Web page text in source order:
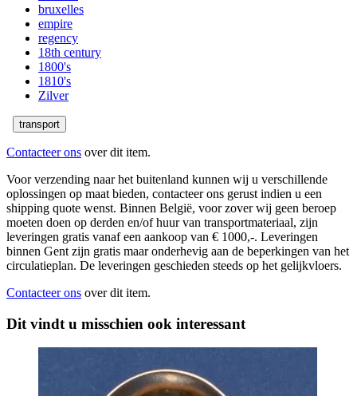
bruxelles
empire
regency
18th century
1800's
1810's
Zilver
transport
Contacteer ons over dit item.
Voor verzending naar het buitenland kunnen wij u verschillende
oplossingen op maat bieden, contacteer ons gerust indien u een
shipping quote wenst. Binnen België, voor zover wij geen beroep
moeten doen op derden en/of huur van transportmateriaal, zijn
leveringen gratis vanaf een aankoop van € 1000,-. Leveringen
binnen Gent zijn gratis maar onderhevig aan de beperkingen van het
circulatieplan. De leveringen geschieden steeds op het gelijkvloers.
Contacteer ons over dit item.
Dit vindt u misschien ook interessant